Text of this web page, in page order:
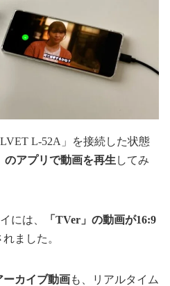
L-52A」を接続した状態
のアプリで動画を再生 してみ
には、
「TVer」の動画が16:9
れました。
ーカイブ動画も、リアルタイム